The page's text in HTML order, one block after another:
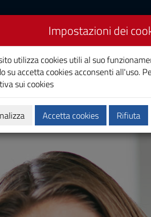
la Mediazione
Calendari e orari Qualità e
Impostazioni dei
utilizza cookies utili al suo
su accetta cookies acconsenti all'uso.
sui cookies
Accetta cookies Rifiuta